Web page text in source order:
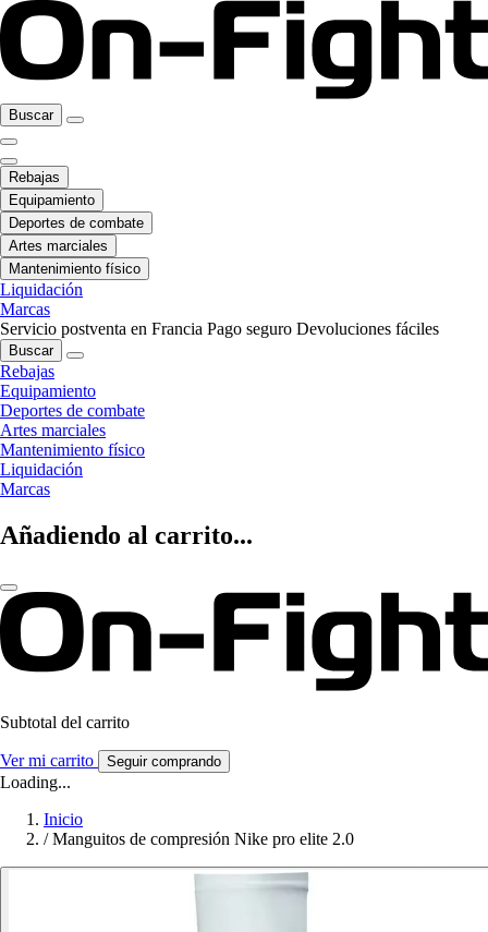
Buscar
Rebajas
Equipamiento
Deportes de combate
Artes marciales
Mantenimiento físico
Liquidación
Marcas
Servicio postventa en Francia Pago seguro Devoluciones fáciles
Buscar
Rebajas
Equipamiento
Deportes de combate
Artes marciales
Mantenimiento físico
Liquidación
Marcas
Añadiendo al carrito...
Subtotal del carrito
Ver mi carrito Seguir comprando
Loading...
Inicio
/ Manguitos de compresión Nike pro elite 2.0